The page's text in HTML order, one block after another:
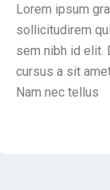
Lorem ipsum
sollicitudirem
sem nibh id elit.
cursus a sit
Nam nec tellus